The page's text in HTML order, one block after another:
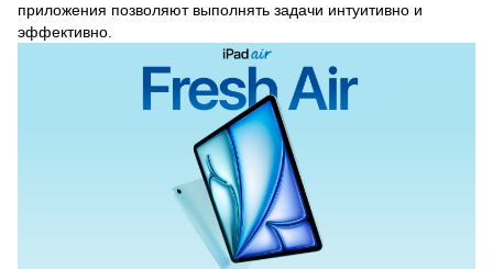
приложения позволяют выполнять задачи интуитивно и
эффективно.